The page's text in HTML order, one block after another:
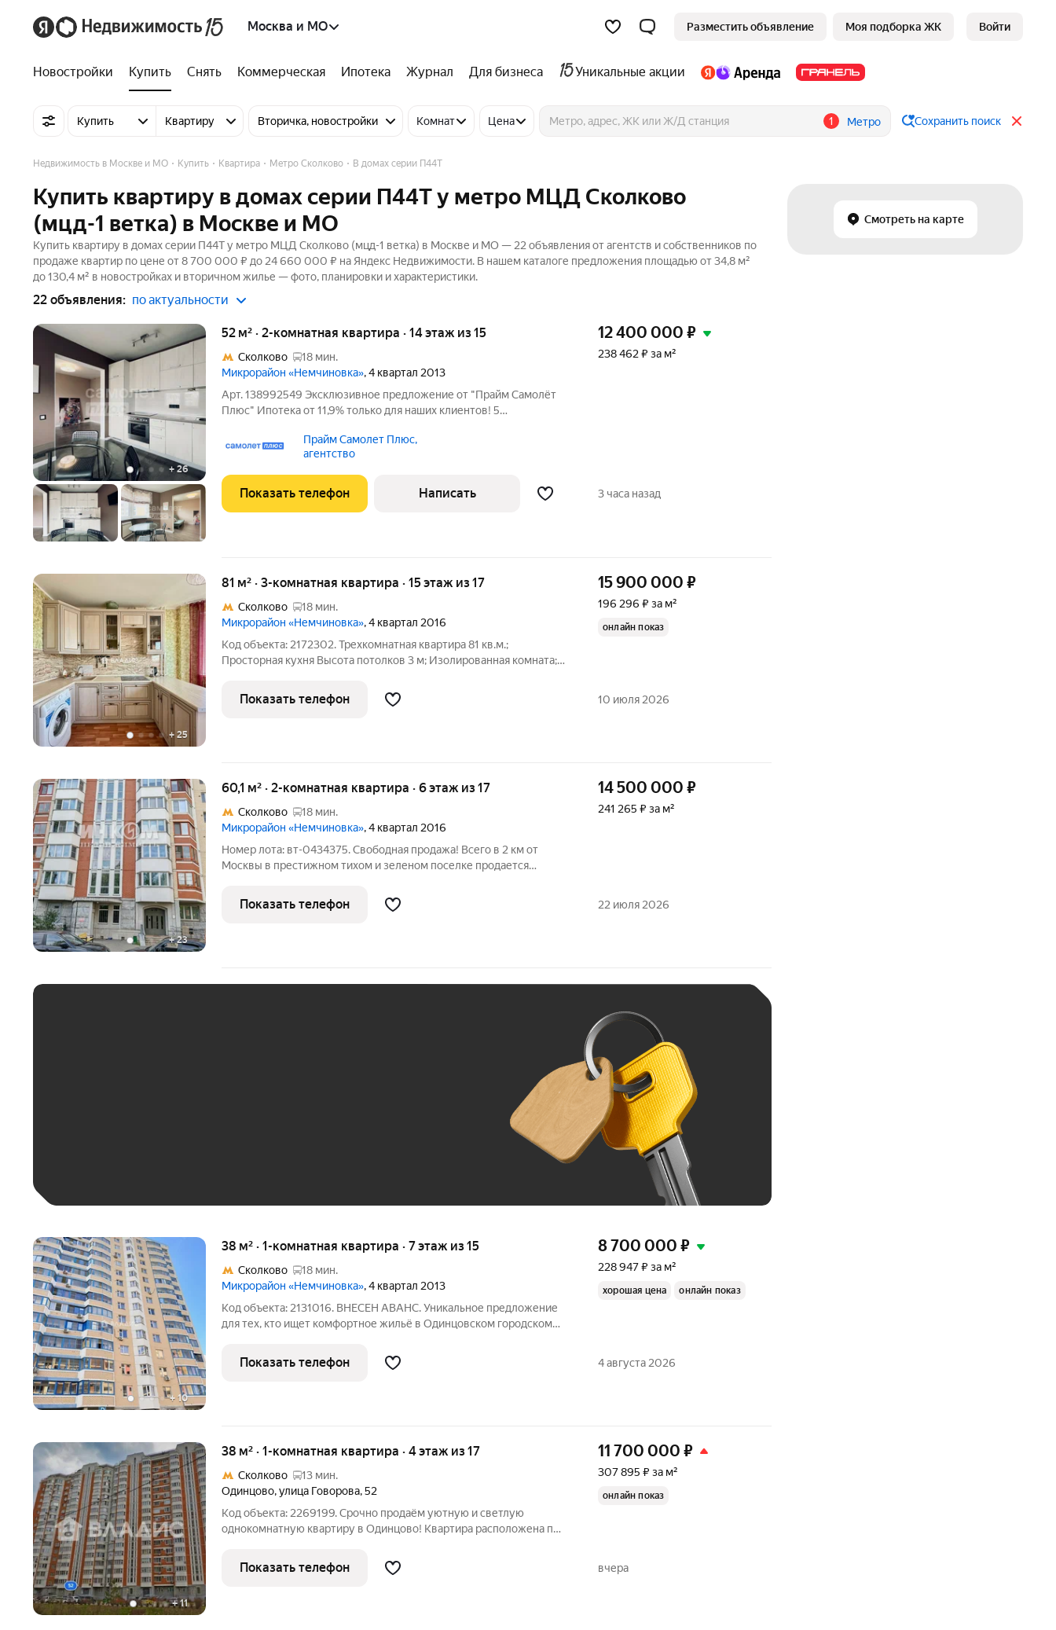
Москва и МО Разместить объявление Моя подборка ЖК Войти
Новостройки Купить Снять Коммерческая Ипотека Журнал Для бизнеса Уникальные акции
Купить Квартиру Вторичка, новостройки Комнат Цена 1 Метро Сохранить поиск
Смотреть на карте
Недвижимость в Москве и МО Купить Квартира Метро Сколково В домах серии П44Т
Купить квартиру в домах серии П44Т у метро МЦД Сколково
(мцд-1 ветка) в Москве и МО
Купить квартиру в домах серии П44Т у метро МЦД Сколково (мцд-1 ветка) в Москве и МО — 22 объявления от агентств и собственников по
продаже квартир по цене от 8 700 000 ₽ до 24 660 000 ₽ на Яндекс Недвижимости. В нашем каталоге предложения площадью от 34,8 м²
до 130,4 м² в новостройках и вторичном жилье — фото, планировки и характеристики.
22 объявления: по актуальности
+26
52 м² · 2-комнатная квартира · 14 этаж из 15
Сколково
18 мин.
Микрорайон «Немчиновка», 4 квартал 2013
Арт. 138992549 Эксклюзивное предложение от "Прайм Самолёт
Плюс" Ипотека от 11,9% только для наших клиентов! 5
дизайнерский ремонт Все шкафы встроены, ничего докупать не
нужно 1 собственник, никто не
Прайм Самолет Плюс,
агентство
12 400 000 ₽
238 462 ₽ за м²
Показать телефон Написать 3 часа назад
+ 25
81 м² · 3-комнатная квартира · 15 этаж из 17
Сколково
18 мин.
Микрорайон «Немчиновка», 4 квартал 2016
Код объекта: 2172302. Трехкомнатная квартира 81 кв.м.;
Просторная кухня Высота потолков 3 м; Изолированная комната;
этажного дома; Уютный дворик,на территории жк есть детские
площадки.
15 900 000 ₽
196 296 ₽ за м²
онлайн показ
Показать телефон 10 июля 2026
+23
60,1 м² · 2-комнатная квартира · 6 этаж из 17
Сколково
18 мин.
Микрорайон «Немчиновка», 4 квартал 2016
Номер лота: вт-0434375. Свободная продажа! Всего в 2 км от
Москвы в престижном тихом и зеленом поселке продается
оснащена всем необходимым для комфортного проживания.
Распашонка, площадь 60,
14 500 000 ₽
241 265 ₽ за м²
Показать телефон 22 июля 2026
+ 10
38 м² · 1-комнатная квартира · 7 этаж из 15
Сколково
18 мин.
Микрорайон «Немчиновка», 4 квартал 2013
Код объекта: 2131016. ВНЕСЕН АВАНС. Уникальное предложение
для тех, кто ищет комфортное жильё в Одинцовском городском
среду для проживания, от станции метро Молодежная 20 минут
на маршрутке
8 700 000 ₽
228 947 ₽ за м²
хорошая цена онлайн показ
Показать телефон 4 августа 2026
+11
38 м² · 1-комнатная квартира · 4 этаж из 17
Сколково
13 мин.
Одинцово,улица Говорова,52
Код объекта: 2269199. Срочно продаём уютную и светлую
однокомнатную квартиру в Одинцово! Квартира расположена по
специалистов или студентов, которые ценят комфорт и удобное
расположение.
11 700 000 ₽
307 895 ₽ за м²
онлайн показ
Показать телефон вчера